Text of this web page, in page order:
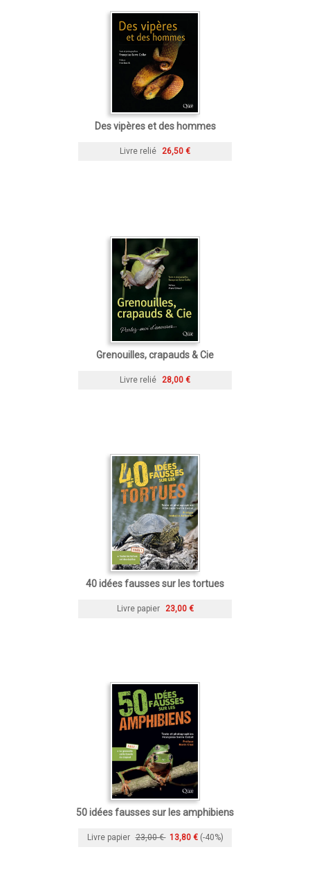
Des vipères et des hommes
Livre relié 26,50 €
Grenouilles, crapauds & Cie
Livre relié 28,00 €
40 idées fausses sur les tortues
Livre papier 23,00 €
50 idées fausses sur les amphibiens
Livre papier 23,00 € 13,80 € (-40%)